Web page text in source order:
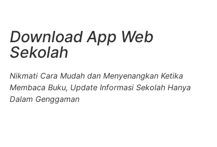
Download App Web
Sekolah
Nikmati Cara Mudah dan Menyenangkan Ketika
Membaca Buku, Update Informasi Sekolah Hanya
Dalam Genggaman